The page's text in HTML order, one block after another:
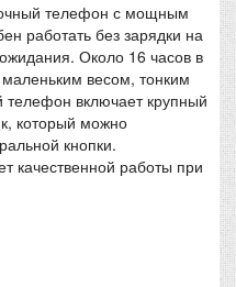
телефон с мощным
работать без зарядки на
Около 16 часов в
весом, тонким
включает крупный
который можно
кнопки.
качественной работы при